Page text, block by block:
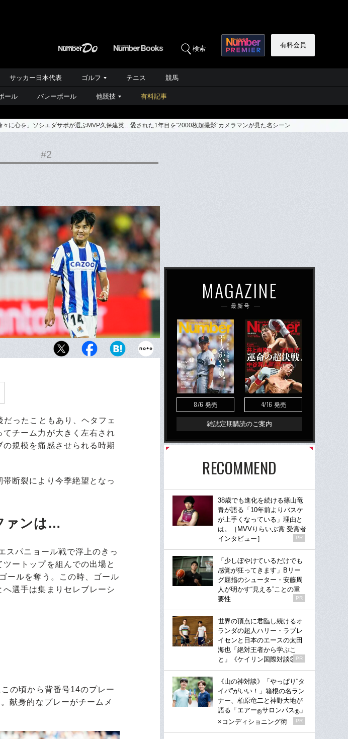
検索 有料会員
サッカー日本代表 ゴルフ テニス 競馬
ール バレーボール 他競技 有料記事
々に心を」ソシエダサポが選ぶMVP久保建英…愛された1年目を“2000枚超撮影”カメラマンが見た名シーン
#2
23シーズンの久保建英は、マンオブザマッチ
ったこともあり、ヘタフェ
チーム力が大きく左右され
規模を痛感させられる時期
断裂により今季絶望となっ
ァンは…
パニョール戦で浮上のきっ
ートップを組んでの出場と
ールを奪う。この時、ゴール
選手は集まりセレブレーシ
の頃から背番号14のプレー
献身的なプレーがチームメ
MAGAZINE
最新号
8/6 発売 4/16 発売
雑誌定期購読のご案内
RECOMMEND
38歳でも進化を続ける篠山竜
青が語る「10年前よりバスケ
が上手くなっている」理由と
は。［MVVりらいぶ賞 受賞者
インタビュー］
PR
「少しぼやけているだけでも
感覚が狂ってきます」Bリー
グ屈指のシューター・安藤周
人が明かす“見える”ことの重
要性
PR
世界の頂点に君臨し続けるオ
ランダの超人ハリー・ラブレ
イセンと日本のエースの太田
海也「絶対王者から学ぶこ
と」《ケイリン国際対談②》
PR
《山の神対談》「やっぱり“タ
イパ”がいい！」箱根の名ラン
ナー、柏原竜二と神野大地が
語る「エアー®サロンパス® 」
×コンディショニング術
PR